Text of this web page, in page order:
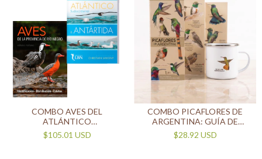
COMBO AVES DEL
ATLÁNTICO
SUDOCCIDENTAL + AVES DE
LA PROVINCIA DE RIO
$105.01 USD
COMBO PICAFLORES DE
ARGENTINA: GUÍA DE
BOLSILLO + 1 JARRO
ENLOZADO
$28.92 USD